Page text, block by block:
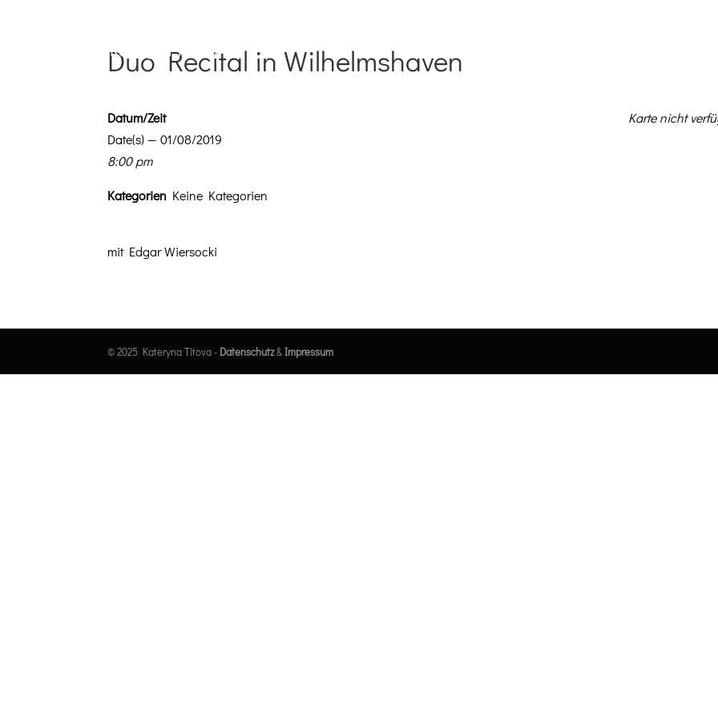
Duo Recital in Wilhelmshaven
Karte nicht
Datum/Zeit
Date(s) — 01/08/2019
8:00 pm
Kat­e­gorien Keine Kategorien
mit Edgar Wiersocki
© 2025 Kateryna Titova - Datenschutz&Impressum